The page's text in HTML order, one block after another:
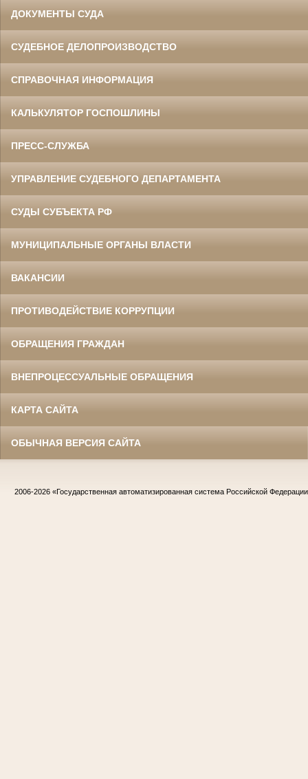
ДОКУМЕНТЫ СУДА
СУДЕБНОЕ ДЕЛОПРОИЗВОДСТВО
СПРАВОЧНАЯ ИНФОРМАЦИЯ
КАЛЬКУЛЯТОР ГОСПОШЛИНЫ
ПРЕСС-СЛУЖБА
УПРАВЛЕНИЕ СУДЕБНОГО ДЕПАРТАМЕНТА
СУДЫ СУБЪЕКТА РФ
МУНИЦИПАЛЬНЫЕ ОРГАНЫ ВЛАСТИ
ВАКАНСИИ
ПРОТИВОДЕЙСТВИЕ КОРРУПЦИИ
ОБРАЩЕНИЯ ГРАЖДАН
ВНЕПРОЦЕССУАЛЬНЫЕ ОБРАЩЕНИЯ
КАРТА САЙТА
ОБЫЧНАЯ ВЕРСИЯ САЙТА
2006-2026 «Государственная автоматизированная система Российской